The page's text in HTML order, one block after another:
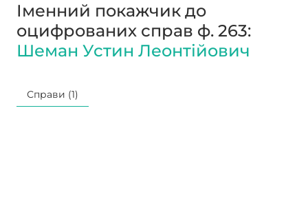
Іменний покажчик до
оцифрованих справ ф. 263:
Шеман Устин Леонтійович
Справи (1)